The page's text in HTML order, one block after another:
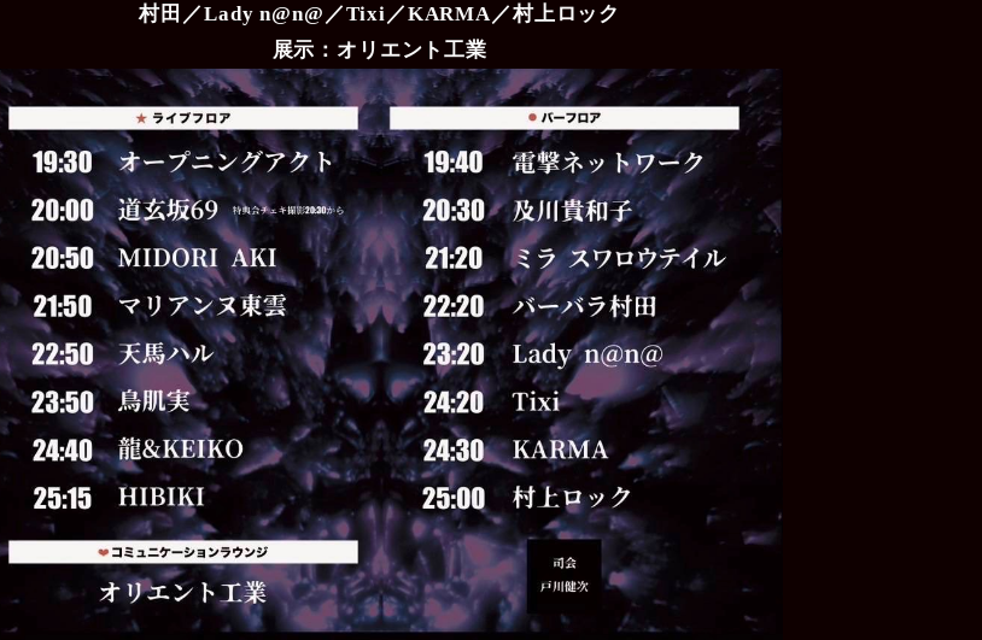
村田／Lady n@n@／Tixi／KARMA／村上ロック
展示：オリエント工業